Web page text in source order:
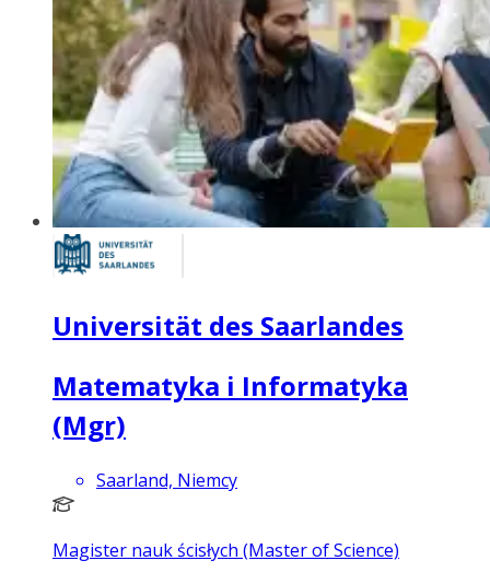
Universität des Saarlandes
Matematyka i Informatyka
(Mgr)
Saarland, Niemcy
Magister nauk ścisłych (Master of Science)